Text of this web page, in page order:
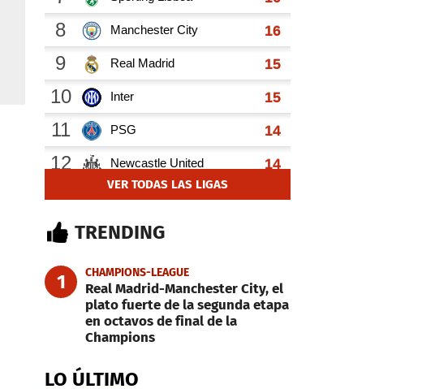
VER TODAS LAS LIGAS
TRENDING
1 CHAMPIONS-LEAGUE
Real Madrid-Manchester City, el
plato fuerte de la segunda etapa
en octavos de final de la
Champions
LO ÚLTIMO